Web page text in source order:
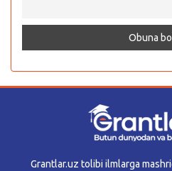
Grantlar.uz tolibi ilmlarga